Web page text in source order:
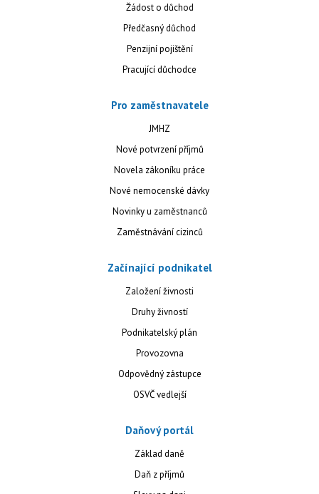
Žádost o důchod
Předčasný důchod
Penzijní pojištění
Pracující důchodce
Pro zaměstnavatele
JMHZ
Nové potvrzení příjmů
Novela zákoníku práce
Nové nemocenské dávky
Novinky u zaměstnanců
Zaměstnávání cizinců
Začínající podnikatel
Založení živnosti
Druhy živností
Podnikatelský plán
Provozovna
Odpovědný zástupce
OSVČ vedlejší
Daňový portál
Základ daně
Daň z příjmů